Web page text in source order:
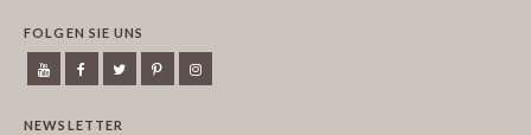
FOLGEN SIE UNS
NEWSLETTER